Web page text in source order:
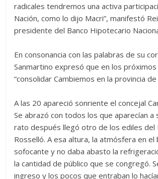
radicales tendremos una activa
Nación, como lo dijo Macri”, manifestó
presidente del Banco Hipotecario
En consonancia con las palabras de su
Sanmartino expresó que en los próximos
“consolidar Cambiemos en la provincia de
A las 20 apareció sonriente el concejal
Se abrazó con todos los que aparecían a
rato después llegó otro de los ediles del
Rosselló. A esa altura, la atmósfera en el
sofocante y no daba abasto la
la cantidad de público que se congregó.
ingreso y los pocos que entraban lo